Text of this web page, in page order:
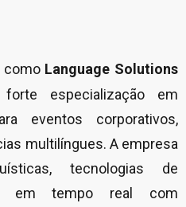
como Language Solutions
especialização em
eventos corporativos,
multilíngues. A empresa
tecnologias de
em tempo real com